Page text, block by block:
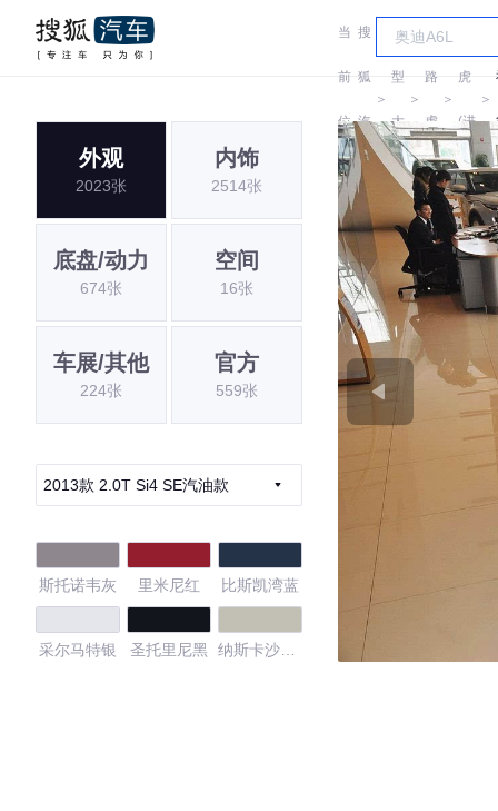
当
前
位
置:
搜
狐
汽
车
＞
车
型
大
全
＞
路
虎
＞
虎
(进
口)
＞
外观
2023张
内饰
2514张
底盘/动力
674张
空间
16张
车展/其他
224张
官方
559张
2013款 2.0T Si4 SE汽油款
斯托诺韦灰 里米尼红 比斯凯湾蓝
采尔马特银 圣托里尼黑 纳斯卡沙漠